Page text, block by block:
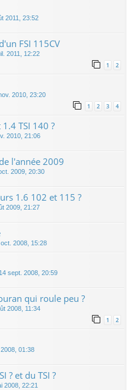
2011, 23:52
FSI 115CV
2011, 12:22
1 2
2010, 23:20
1 2 3 4
TSI 140 ?
2010, 21:06
l'année 2009
2009, 20:30
1.6 102 et 115 ?
2009, 21:27
2008, 15:28
14 sept. 2008, 20:59
qui roule peu ?
2008, 11:34
1 2
01:38
? et du TSI ?
2008, 22:21